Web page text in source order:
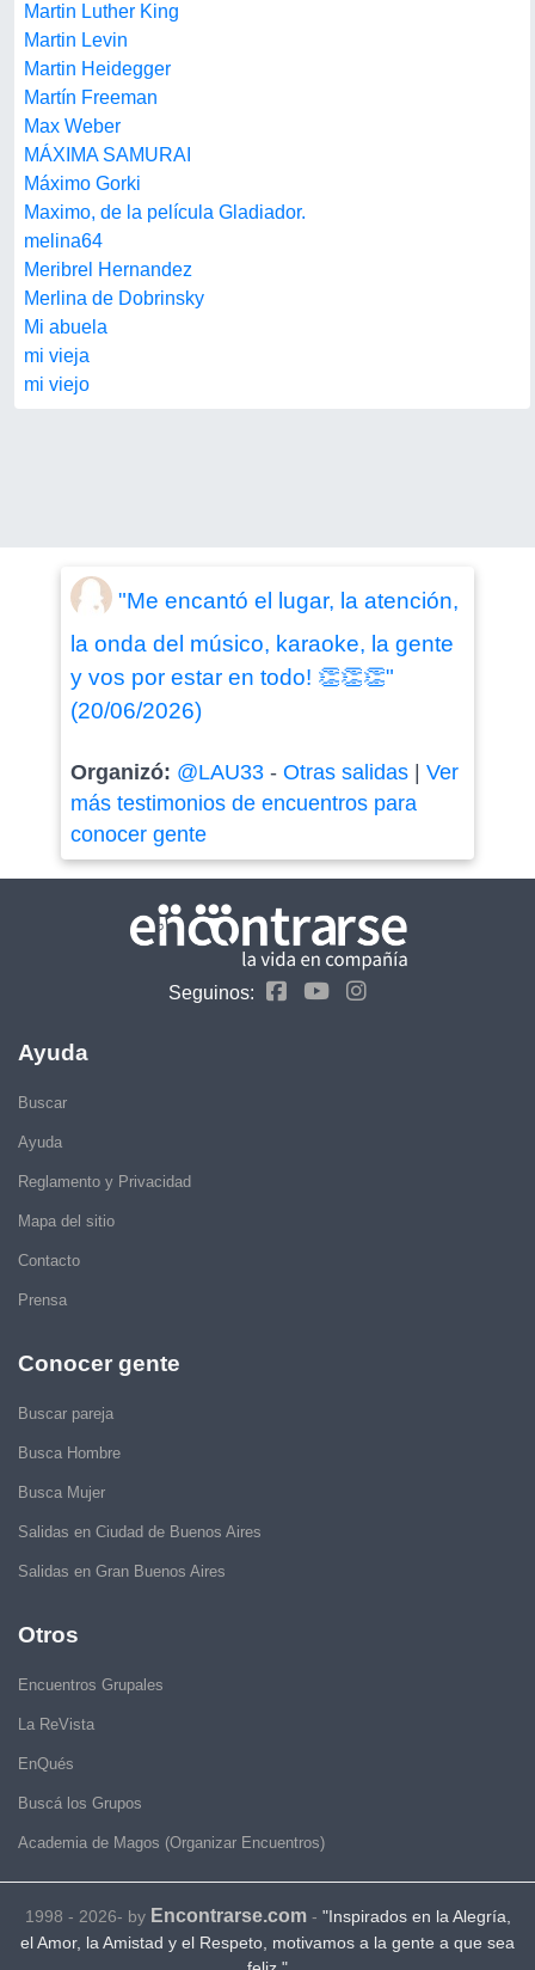
Martin Luther King
Martin Levin
Martin Heidegger
Martín Freeman
Max Weber
MÁXIMA SAMURAI
Máximo Gorki
Maximo, de la película Gladiador.
melina64
Meribrel Hernandez
Merlina de Dobrinsky
Mi abuela
mi vieja
mi viejo
"Me encantó el lugar, la atención,
la onda del músico, karaoke, la gente
y vos por estar en todo! 👏👏👏"
(20/06/2026)
Organizó: @LAU33- Otras salidas| Ver
más testimonios de encuentros para
conocer gente
Seguinos:
Ayuda
Buscar
Ayuda
Reglamento y Privacidad
Mapa del sitio
Contacto
Prensa
Conocer gente
Buscar pareja
Busca Hombre
Busca Mujer
Salidas en Ciudad de Buenos Aires
Salidas en Gran Buenos Aires
Otros
Encuentros Grupales
La ReVista
EnQués
Buscá los Grupos
Academia de Magos (Organizar Encuentros)
1998 - 2026- by Encontrarse.com- "Inspirados en la Alegría,
el Amor, la Amistad y el Respeto, motivamos a la gente a que sea